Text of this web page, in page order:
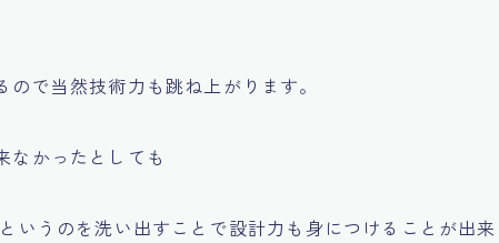
で当然技術力も跳ね上がります。
なかったとしても
いうのを洗い出すことで設計力も身につけることが出来